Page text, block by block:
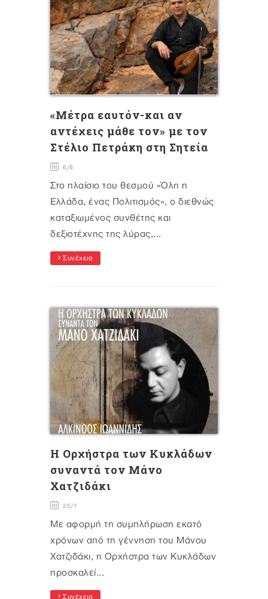
«Μέτρα εαυτόν-και αν
αντέχεις μάθε τον» με τον
Στέλιο Πετράκη στη Σητεία
6/8
Στο πλαίσιο του θεσμού «Όλη η
Ελλάδα, ένας Πολιτισμός», ο διεθνώς
καταξιωμένος συνθέτης και
δεξιοτέχνης της λύρας,...
Συνέχεια
H Oρχήστρα των Κυκλάδων
συναντά τον Μάνο
Χατζιδάκι
25/7
Με αφορμή τη συμπλήρωση εκατό
χρόνων από τη γέννηση του Μάνου
Χατζιδάκι, η Ορχήστρα των Κυκλάδων
προσκαλεί...
Συνέχεια